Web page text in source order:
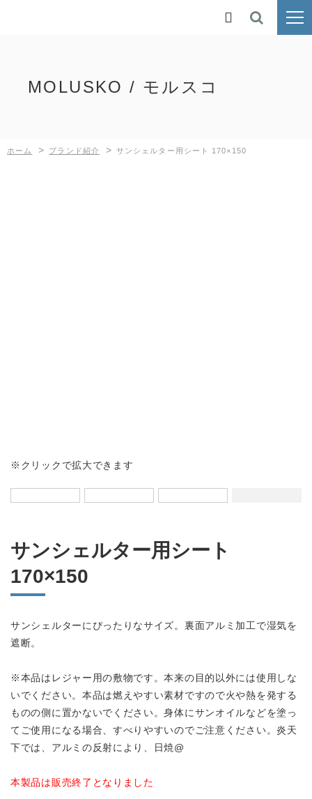
修理依頼・製品問い合わせ
tel.0256-33-0532
MOLUSKO / モルスコ
ホーム > ブランド紹介 > サンシェルター用シート 170×150
※クリックで拡大できます
サンシェルター用シート
170×150
サンシェルターにぴったりなサイズ。裏面アルミ加工で湿気を
遮断。
※本品はレジャー用の敷物です。本来の目的以外には使用しな
いでください。本品は燃えやすい素材ですので火や熱を発する
ものの側に置かないでください。身体にサンオイルなどを塗っ
てご使用になる場合、すべりやすいのでご注意ください。炎天
下では、アルミの反射により、日焼@
本製品は販売終了となりました